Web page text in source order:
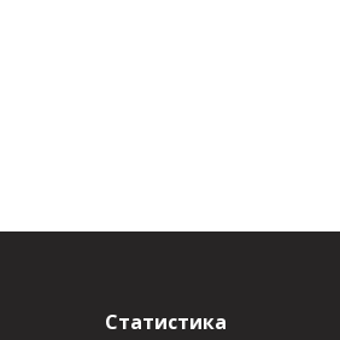
Статистика